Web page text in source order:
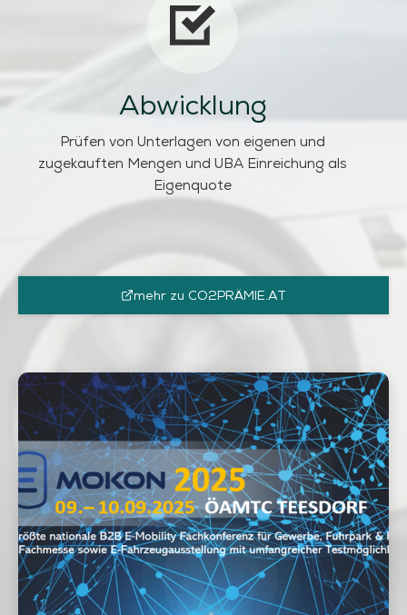
Abwicklung
Prüfen von Unterlagen von eigenen und
zugekauften Mengen und UBA Einreichung als
Eigenquote
mehr zu CO2PRÄMIE.AT